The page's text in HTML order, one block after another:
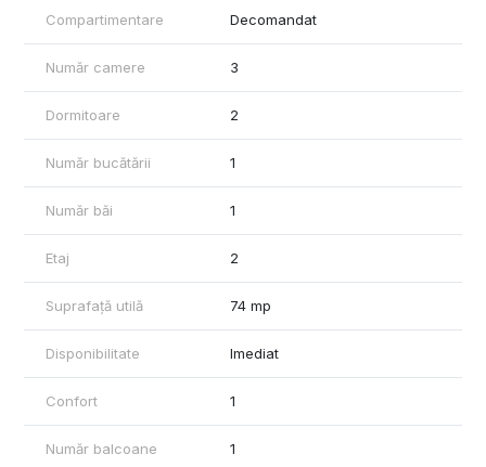
Compartimentare Decomandat
Număr camere 3
Dormitoare 2
Număr bucătării 1
Număr băi 1
Etaj 2
Suprafață utilă 74 mp
Disponibilitate Imediat
Confort 1
Număr balcoane 1